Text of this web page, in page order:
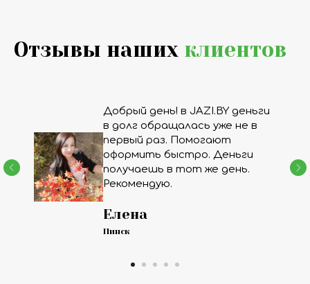
Отзывы наших клиентов
Добрый день! в JAZI.BY деньги
в долг обращалась уже не в
первый раз. Помогают
оформить быстро. Деньги
получаешь в тот же день.
Рекомендую.
Елена
Пинск